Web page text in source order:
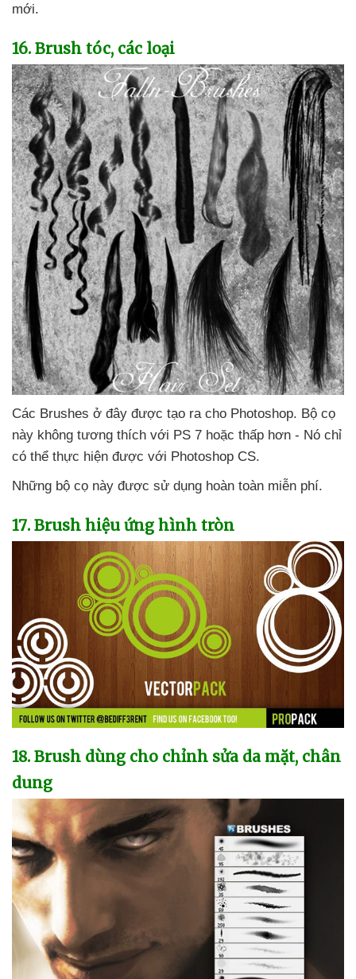
mới.
16. Brush tóc, các loại
Các Brushes ở đây được tạo ra cho Photoshop. Bộ cọ
này không tương thích với PS 7 hoặc thấp hơn - Nó chỉ
có thể thực hiện được với Photoshop CS.
Những bộ cọ này được sử dụng hoàn toàn miễn phí.
17. Brush hiệu ứng hình tròn
18. Brush dùng cho chỉnh sửa da mặt, chân
dung